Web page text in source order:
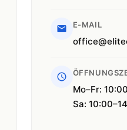
E-MAIL
Mo–Fr:
Sa: